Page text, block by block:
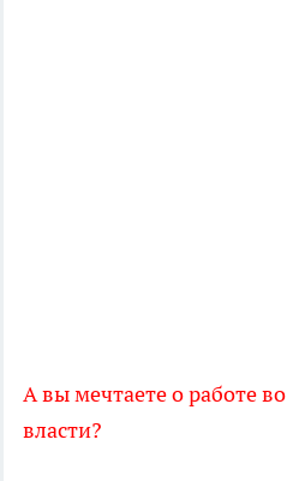
А вы мечтаете о работе во
власти?